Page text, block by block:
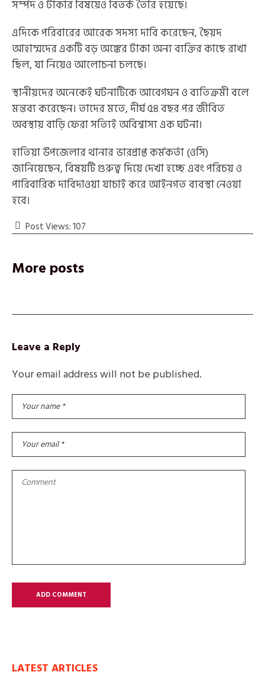
সম্পদ ও টাকার বিষয়েও বিতর্ক তৈরি হয়েছে।
এদিকে পরিবারের আরেক সদস্য দাবি করেছেন, ছৈয়দ
আহাম্মদের একটি বড় অঙ্কের টাকা অন্য ব্যক্তির কাছে রাখা
ছিল, যা নিয়েও আলোচনা চলছে।
স্থানীয়দের অনেকেই ঘটনাটিকে আবেগঘন ও ব্যতিক্রমী বলে
মন্তব্য করেছেন। তাদের মতে, দীর্ঘ ৫৪ বছর পর জীবিত
অবস্থায় বাড়ি ফেরা সত্যিই অবিশ্বাস্য এক ঘটনা।
হাতিয়া উপজেলার থানার ভারপ্রাপ্ত কর্মকর্তা (ওসি)
জানিয়েছেন, বিষয়টি গুরুত্ব দিয়ে দেখা হচ্ছে এবং পরিচয় ও
পারিবারিক দাবিদাওয়া যাচাই করে আইনগত ব্যবস্থা নেওয়া
হবে।
Post Views:107
More posts
Leave a Reply
Your email address will not be published.
LATEST ARTICLES